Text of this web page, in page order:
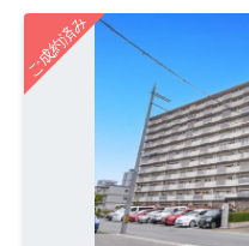
ご成約済み